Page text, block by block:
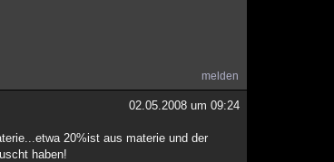
melden
02.05.2008 um 09:24
20%ist aus materie und der
haben!